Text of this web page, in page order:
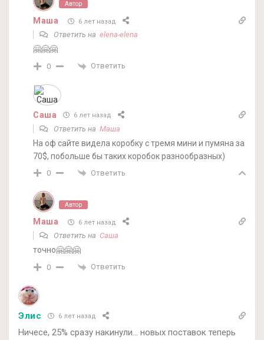
Автор
Маша 6 лет назад
Ответить на elena-elena
🤗🤗🤗
0 Ответить
Саша 6 лет назад
Ответить на Маша
На оф сайте видела коробку с тремя мини и пумяна за
70$, побольше бы таких коробок разнообразных)
0 Ответить
Автор
Маша 6 лет назад
Ответить на Саша
точно🤗🤗🤗
0 Ответить
Элис 6 лет назад
Ничесе, 25% сразу накинули… новых поставок теперь